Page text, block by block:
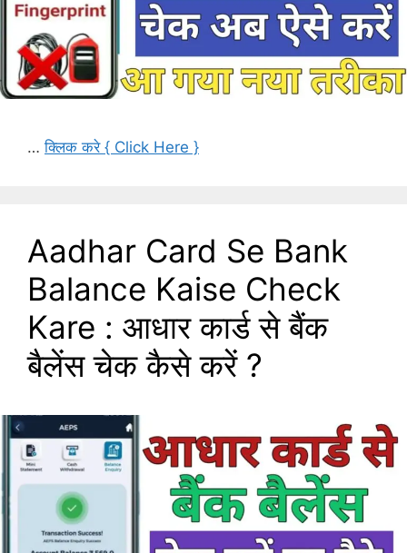
…क्लिक करे { Click Here }
Aadhar Card Se Bank
Balance Kaise Check
Kare : आधार कार्ड से बैंक
बैलेंस चेक कैसे करें ?